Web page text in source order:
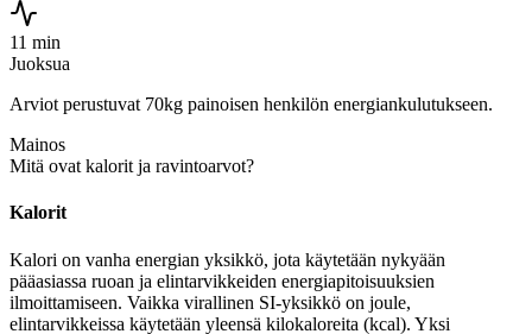
11 min
Juoksua
Arviot perustuvat 70kg painoisen henkilön energiankulutukseen.
Mainos
Mitä ovat kalorit ja ravintoarvot?
Kalorit
Kalori on vanha energian yksikkö, jota käytetään nykyään
pääasiassa ruoan ja elintarvikkeiden energiapitoisuuksien
ilmoittamiseen. Vaikka virallinen SI-yksikkö on joule,
elintarvikkeissa käytetään yleensä kilokaloreita (kcal). Yksi